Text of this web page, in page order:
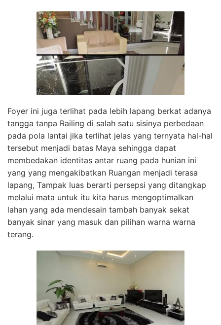
Foyer ini juga terlihat pada lebih lapang berkat adanya
tangga tanpa Railing di salah satu sisinya perbedaan
pada pola lantai jika terlihat jelas yang ternyata hal-hal
tersebut menjadi batas Maya sehingga dapat
membedakan identitas antar ruang pada hunian ini
yang yang mengakibatkan Ruangan menjadi terasa
lapang, Tampak luas berarti persepsi yang ditangkap
melalui mata untuk itu kita harus mengoptimalkan
lahan yang ada mendesain tambah banyak sekat
banyak sinar yang masuk dan pilihan warna warna
terang.